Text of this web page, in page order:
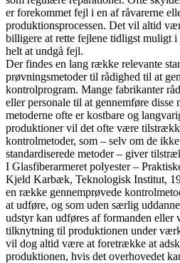
er forekommet fejl i en af råvarerne
produktionsprocessen. Det vil altid
billigere at rette fejlene tidligst muligt
helt at undgå fejl.
Der findes en lang række relevante
prøvningsmetoder til rådighed til at
kontrolprogram. Mange fabrikanter
eller personale til at gennemføre disse
metoderne ofte er kostbare og
produktioner vil det ofte være
kontrolmetoder, som – selv om de
standardiserede metoder – giver
I Glasfiberarmeret polyester –
Kjeld Karbæk, Teknologisk Institut,
en række gennemprøvede
at udføre, og som uden særlig
udstyr kan udføres af formanden
tilknytning til produktionen under
vil dog altid være at foretrække at
produktionen, hvis det overhovedet